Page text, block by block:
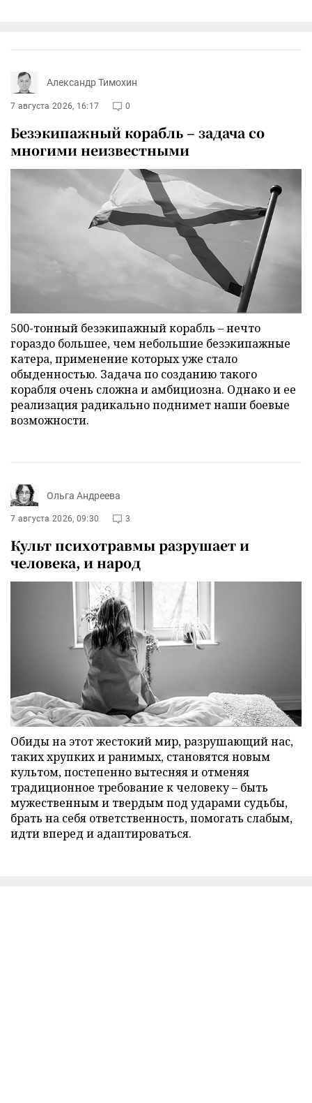
Александр Тимохин
7 августа 2026, 16:17 0
Безэкипажный корабль – задача со
многими неизвестными
500-тонный безэкипажный корабль – нечто
гораздо большее, чем небольшие безэкипажные
катера, применение которых уже стало
обыденностью. Задача по созданию такого
корабля очень сложна и амбициозна. Однако и ее
реализация радикально поднимет наши боевые
возможности.
Ольга Андреева
7 августа 2026, 09:30 3
Культ психотравмы разрушает и
человека, и народ
Обиды на этот жестокий мир, разрушающий нас,
таких хрупких и ранимых, становятся новым
культом, постепенно вытесняя и отменяя
традиционное требование к человеку – быть
мужественным и твердым под ударами судьбы,
брать на себя ответственность, помогать слабым,
идти вперед и адаптироваться.